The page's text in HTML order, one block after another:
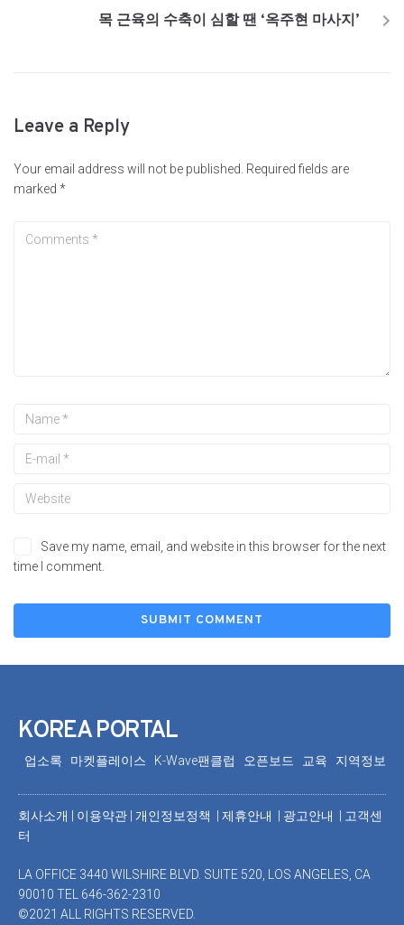
목 근육의 수축이 심할 땐 ‘옥주현 마사지’
Leave a Reply
Your email address will not be published. Required fields are
marked *
Save my name, email, and website in this browser for the next
time I comment.
KOREA PORTAL
업소록 마켓플레이스 K-Wave팬클럽 오픈보드 교육 지역정보
회사소개 이용약관 개인정보정책 | 제휴안내 | 광고안내
고객센
터
LA OFFICE 3440 WILSHIRE BLVD. SUITE 520, LOS ANGELES, CA
90010 TEL 646-362-2310
©2021 ALL RIGHTS RESERVED.